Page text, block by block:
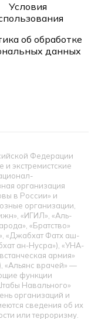
Условия
об обработке
данных
Федерации
экстремистские
организация
в России» и
организации,
«ИГИЛ», «Аль-
«Братство»
«Джабхат Фатх аш-
ан-Нусра»), «УНА-
армия»
«Альянс врачей» —
функции
Навального»
организаций и
сведения об их
или терроризму.